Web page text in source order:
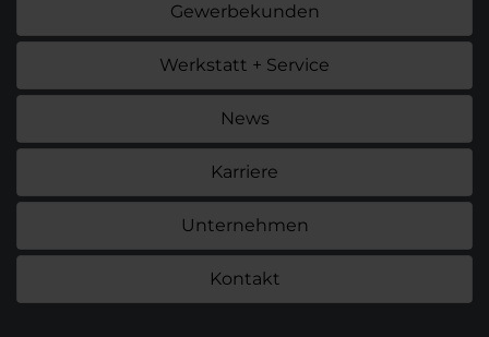
Gewerbekunden
Werkstatt + Service
News
Karriere
Unternehmen
Kontakt